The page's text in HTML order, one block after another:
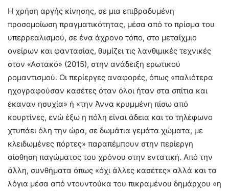
Η χρήση αργής κίνησης, σε μια επιβραδυμένη
προσομοίωση πραγματικότητας, μέσα από το πρίσμα του
υπερρεαλισμού, σε ένα άχρονο τόπο, στο μεταίχμιο
ονείρων και φαντασίας, θυμίζει τις λανθιμικές τεχνικές
στον «Αστακό» (2015), στην ανάδειξη ερωτικού
ρομαντισμού. Οι περίεργες αναφορές, όπως «παλιότερα
ηχογραφούσαν κασέτες όταν όλοι ήταν στα σπίτια και
έκαναν ησυχία» ή «την Άννα κρυμμένη πίσω από
κουρτίνες, ενώ έξω η πόλη είναι άδεια και το τηλέφωνο
χτυπάει όλη την ώρα, σε δωμάτια γεμάτα χώματα, με
κλειδωμένες πόρτες» παραπέμπουν στην περίεργη
αίσθηση παγώματος του χρόνου στην εντατική. Από την
άλλη, συνθήματα όπως «όχι άλλες κασέτες» αλλά και τα
λόγια μέσα από ντουντούκα του πικραμένου δημάρχου «η